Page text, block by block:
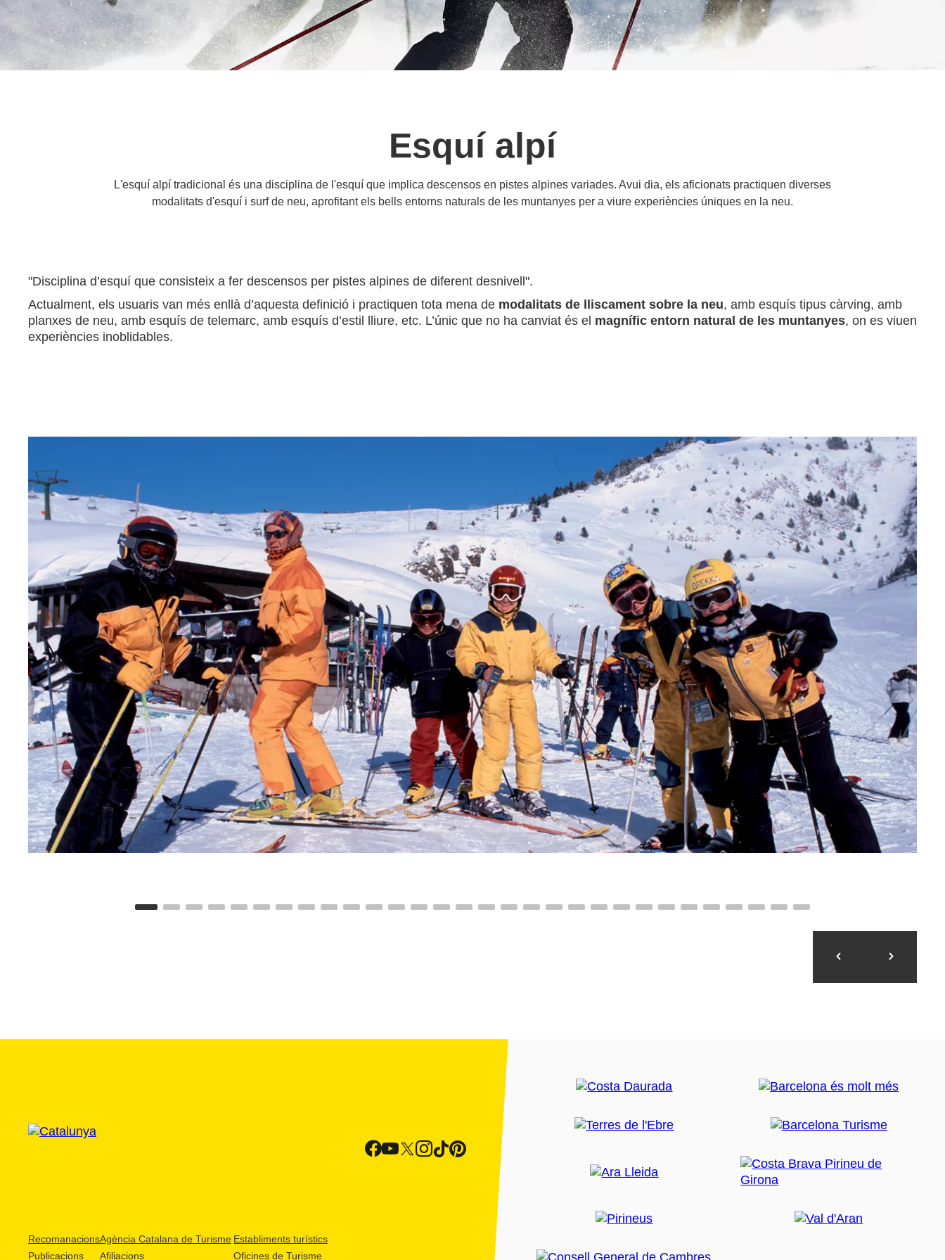
Esquí alpí
L'esquí alpí tradicional és una disciplina de l'esquí que implica descensos en pistes alpines variades. Avui dia, els aficionats practiquen diverses
modalitats d'esquí i surf de neu, aprofitant els bells entorns naturals de les muntanyes per a viure experiències úniques en la neu.
"Disciplina d’esquí que consisteix a fer descensos per pistes alpines de diferent desnivell".
Actualment, els usuaris van més enllà d’aquesta definició i practiquen tota mena de modalitats de lliscament sobre la neu, amb esquís tipus càrving, amb
planxes de neu, amb esquís de telemarc, amb esquís d’estil lliure, etc. L’únic que no ha canviat és el magnífic entorn natural de les muntanyes, on es viuen
experiències inoblidables.
Recomanacions
Publicacions
Agència Catalana de Turisme
Afiliacions
Establiments turístics
Oficines de Turisme